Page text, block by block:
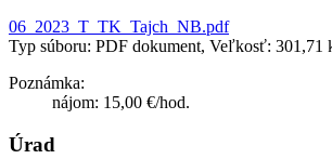
06_2023_T_TK_Tajch_NB.pdf
Typ súboru: PDF dokument, Veľkosť: 301,71
Poznámka:
nájom: 15,00 €/hod.
Úrad